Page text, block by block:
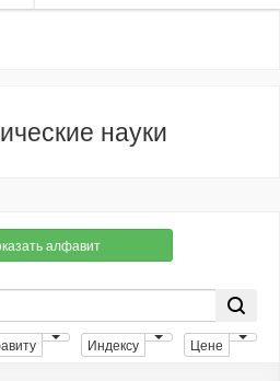
науки
алфавит
Индексу Цене